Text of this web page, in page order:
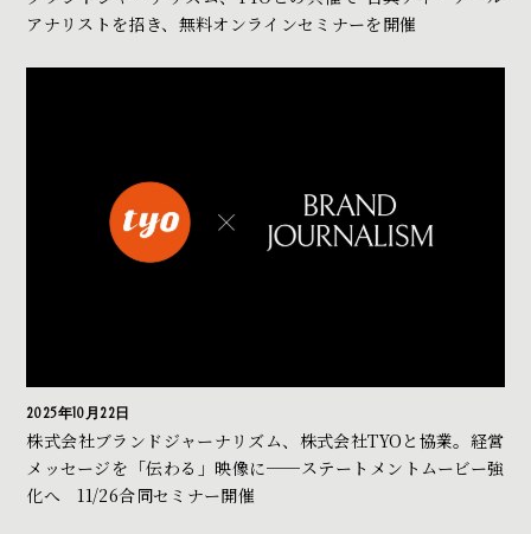
アナリストを招き、無料オンラインセミナーを開催
2025年10月22日
株式会社ブランドジャーナリズム、株式会社TYOと協業。経営
メッセージを「伝わる」映像に──ステートメントムービー強
化へ 11/26合同セミナー開催